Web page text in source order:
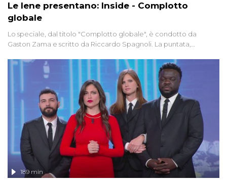
Le Iene presentano: Inside - Complotto
globale
Lo speciale, dal titolo "Complotto globale", è condotto da
Gaston Zama e scritto da Riccardo Spagnoli. La puntata,
racconta l'universo delle narrazioni alternative, dei sospetti
globali e del complottismo che negli ultimi anni hanno invaso
social network, talk show, piazze digitali e immaginario collettivo.
189 min